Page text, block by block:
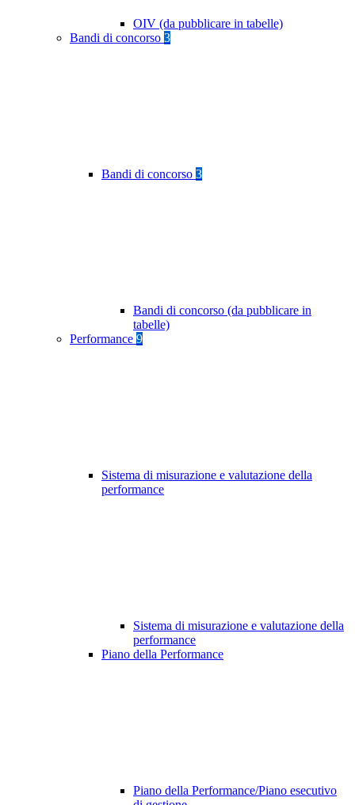
OIV (da pubblicare in tabelle)
Bandi di concorso 3
Bandi di concorso 3
Bandi di concorso (da pubblicare in
tabelle)
Performance 9
Sistema di misurazione e valutazione della
performance
Sistema di misurazione e valutazione della
performance
Piano della Performance
Piano della Performance/Piano esecutivo